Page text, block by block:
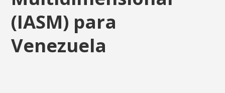
(IASM) para
Venezuela